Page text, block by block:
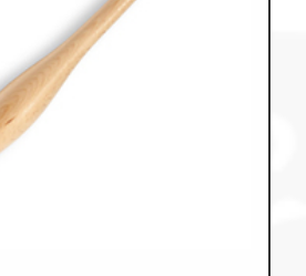
Klettern
Leichtathletik
Objekteinrichtungen